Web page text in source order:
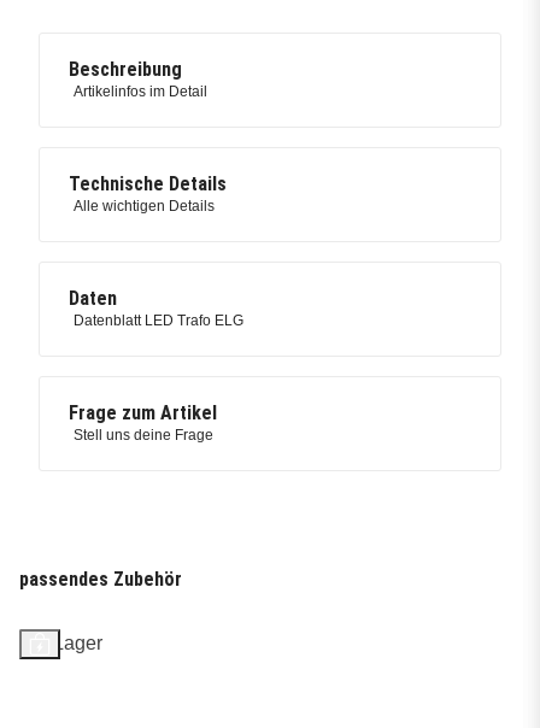
Beschreibung
Artikelinfos im Detail
Technische Details
Alle wichtigen Details
Daten
Datenblatt LED Trafo ELG
Frage zum Artikel
Stell uns deine Frage
passendes Zubehör
Auf Lager